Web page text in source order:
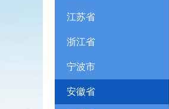
江苏省
浙江省
宁波市
安徽省